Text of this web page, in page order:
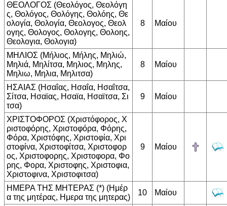
ΘΕΟΛΟΓΟΣ (Θεολόγος, Θεολόγη
ς, Θολόγος, Θολόγης, Θολόης, Θε
ολογία, Θολογία, Θεολογος, Θεολ
ογης, Θολογος, Θολογης, Θολοης,
Θεολογια, Θολογια)
8 Μαίου
ΜΗΛΙΟΣ (Μήλιος, Μήλης, Μηλιώ,
Μηλιά, Μηλίτσα, Μηλιος, Μηλης,
Μηλιω, Μηλια, Μηλιτσα)
8 Μαίου
ΗΣΑΙΑΣ (Ησαΐας, Ησαΐα, Ησαΐτσα,
Σίτσα, Ησαϊας, Ησαϊα, Ησαϊτσα, Σι
τσα)
9 Μαίου
ΧΡΙΣΤΟΦΟΡΟΣ (Χριστόφορος, Χ
ριστοφόρης, Χριστοφόρα, Φόρης,
Φόρα, Χριστόφης, Χριστοφία, Χρι
στοφίνα, Χριστοφίτσα, Χριστοφορ
ος, Χριστοφορης, Χριστοφορα, Φο
ρης, Φορα, Χριστοφης, Χριστοφια,
Χριστοφινα, Χριστοφιτσα)
9 Μαίου
ΗΜΕΡΑ ΤΗΣ ΜΗΤΕΡΑΣ (*) (Ημέρ
α της μητέρας, Ημερα της μητερας)
10 Μαίου